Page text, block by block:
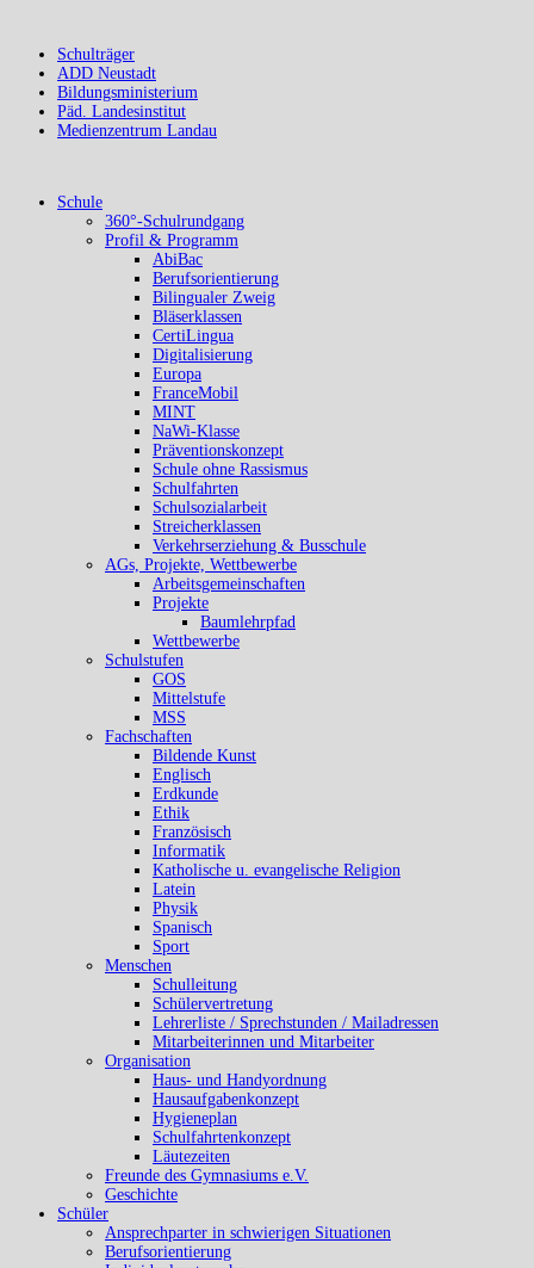
Schulträger
ADD Neustadt
Bildungsministerium
Päd. Landesinstitut
Medienzentrum Landau
Schule
360°-Schulrundgang
Profil & Programm
AbiBac
Berufsorientierung
Bilingualer Zweig
Bläserklassen
CertiLingua
Digitalisierung
Europa
FranceMobil
MINT
NaWi-Klasse
Präventionskonzept
Schule ohne Rassismus
Schulfahrten
Schulsozialarbeit
Streicherklassen
Verkehrserziehung & Busschule
AGs, Projekte, Wettbewerbe
Arbeitsgemeinschaften
Projekte
Baumlehrpfad
Wettbewerbe
Schulstufen
GOS
Mittelstufe
MSS
Fachschaften
Bildende Kunst
Englisch
Erdkunde
Ethik
Französisch
Informatik
Katholische u. evangelische Religion
Latein
Physik
Spanisch
Sport
Menschen
Schulleitung
Schülervertretung
Lehrerliste / Sprechstunden / Mailadressen
Mitarbeiterinnen und Mitarbeiter
Organisation
Haus- und Handyordnung
Hausaufgabenkonzept
Hygieneplan
Schulfahrtenkonzept
Läutezeiten
Freunde des Gymnasiums e.V.
Geschichte
Schüler
Ansprechparter in schwierigen Situationen
Berufsorientierung